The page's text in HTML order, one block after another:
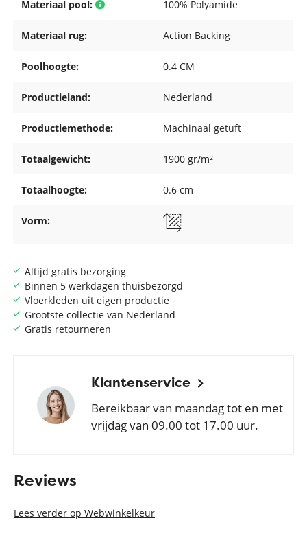
Altijd gratis bezorging
Binnen 5 werkdagen thuisbezorgd
Vloerkleden uit eigen productie
Grootste collectie van Nederland
Gratis retourneren
Klantenservice
Bereikbaar van maandag tot en met
vrijdag van 09.00 tot 17.00 uur.
Materiaal pool: 100% Polyamide
Materiaal rug: Action Backing
Poolhoogte: 0.4 CM
Productieland: Nederland
Productiemethode: Machinaal getuft
Totaalgewicht: 1900 gr/m²
Totaalhoogte: 0.6 cm
Vorm:
Reviews
Lees verder op Webwinkelkeur